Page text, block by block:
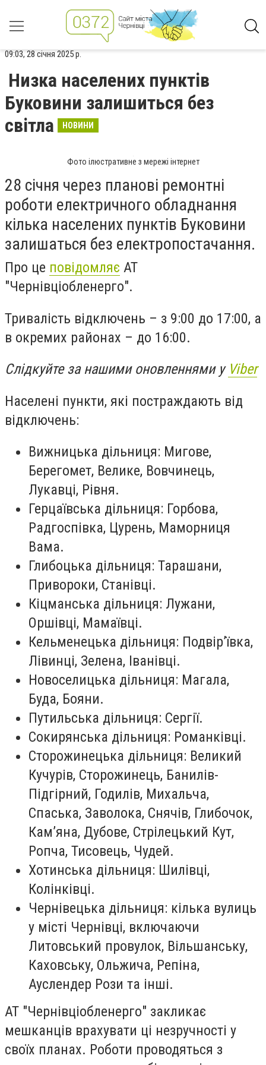
09:03, 28 січня 2025 р.
Низка населених пунктів
Буковини залишиться без
світла
НОВИНИ
Фото ілюстративне з мережі інтернет
28 січня через планові ремонтні
роботи електричного обладнання
кілька населених пунктів Буковини
залишаться без електропостачання.
Про це повідомляє АТ
"Чернівціобленерго".
Тривалість відключень – з 9:00 до 17:00, а
в окремих районах – до 16:00.
Слідкуйте за нашими оновленнями у Viber
Населені пункти, які постраждають від
відключень:
Вижницька дільниця: Мигове,
Берегомет, Велике, Вовчинець,
Лукавці, Рівня.
Герцаївська дільниця: Горбова,
Радгоспівка, Цурень, Маморниця
Вама.
Глибоцька дільниця: Тарашани,
Привороки, Станівці.
Кіцманська дільниця: Лужани,
Оршівці, Мамаївці.
Кельменецька дільниця: Подвір’ївка,
Лівинці, Зелена, Іванівці.
Новоселицька дільниця: Магала,
Буда, Бояни.
Путильська дільниця: Сергії.
Сокирянська дільниця: Романківці.
Сторожинецька дільниця: Великий
Кучурів, Сторожинець, Банилів-
Підгірний, Годилів, Михальча,
Спаська, Заволока, Снячів, Глибочок,
Кам’яна, Дубове, Стрілецький Кут,
Ропча, Тисовець, Чудей.
Хотинська дільниця: Шилівці,
Колінківці.
Чернівецька дільниця: кілька вулиць
у місті Чернівці, включаючи
Литовський провулок, Вільшанську,
Каховську, Ольжича, Репіна,
Ауслендер Рози та інші.
АТ "Чернівціобленерго" закликає
мешканців врахувати ці незручності у
своїх планах. Роботи проводяться з